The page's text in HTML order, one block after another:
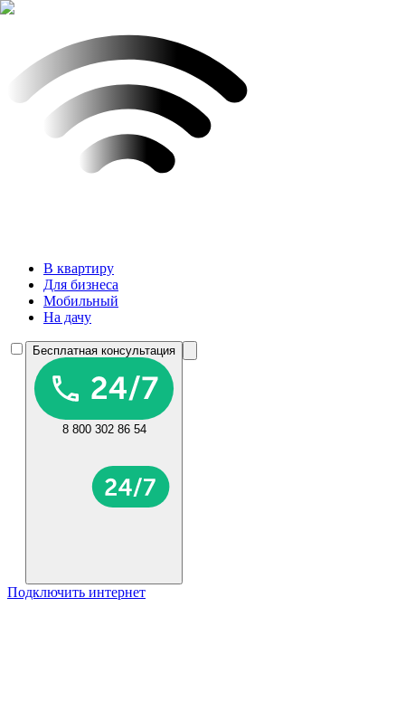
В квартиру
Для бизнеса
Мобильный
На дачу
Бесплатная консультация
8 800 302 86 54
Подключить интернет